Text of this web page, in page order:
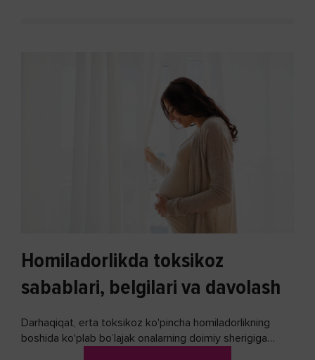
Homiladorlikda toksikoz
sabablari, belgilari va davolash
Darhaqiqat, erta toksikoz ko'pincha homiladorlikning
boshida ko'plab bo’lajak onalarning doimiy sherigiga